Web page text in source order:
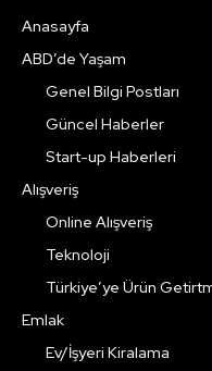
Anasayfa
ABD’de Yaşam
Genel Bilgi Postları
Güncel Haberler
Start-up Haberleri
Alışveriş
Online Alışveriş
Teknoloji
Türkiye’ye Ürün
Emlak
Ev/İşyeri Kiralama